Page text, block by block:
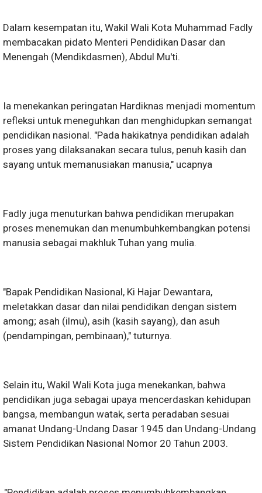
Dalam kesempatan itu, Wakil Wali Kota Muhammad Fadly
membacakan pidato Menteri Pendidikan Dasar dan
Menengah (Mendikdasmen), Abdul Mu'ti.
Ia menekankan peringatan Hardiknas menjadi momentum
refleksi untuk meneguhkan dan menghidupkan semangat
pendidikan nasional. "Pada hakikatnya pendidikan adalah
proses yang dilaksanakan secara tulus, penuh kasih dan
sayang untuk memanusiakan manusia," ucapnya
Fadly juga menuturkan bahwa pendidikan merupakan
proses menemukan dan menumbuhkembangkan potensi
manusia sebagai makhluk Tuhan yang mulia.
"Bapak Pendidikan Nasional, Ki Hajar Dewantara,
meletakkan dasar dan nilai pendidikan dengan sistem
among; asah (ilmu), asih (kasih sayang), dan asuh
(pendampingan, pembinaan)," tuturnya.
Selain itu, Wakil Wali Kota juga menekankan, bahwa
pendidikan juga sebagai upaya mencerdaskan kehidupan
bangsa, membangun watak, serta peradaban sesuai
amanat Undang-Undang Dasar 1945 dan Undang-Undang
Sistem Pendidikan Nasional Nomor 20 Tahun 2003.